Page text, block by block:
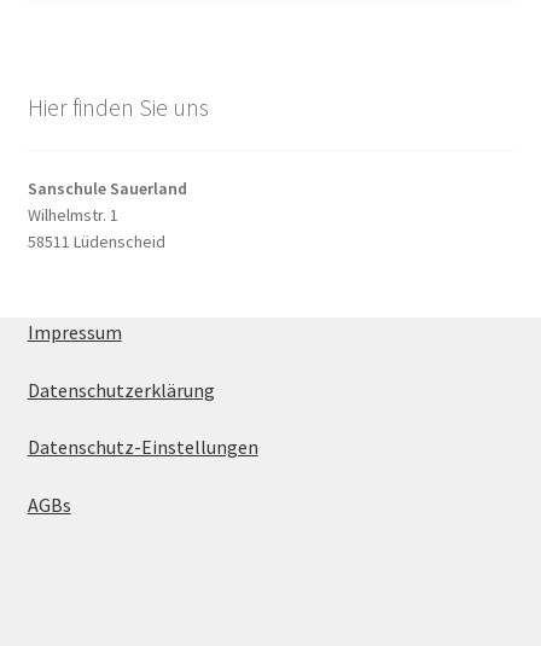
Hier finden Sie uns
Sanschule Sauerland
Wilhelmstr. 1
58511 Lüdenscheid
Impressum
Datenschutzerklärung
Datenschutz-Einstellungen
AGBs